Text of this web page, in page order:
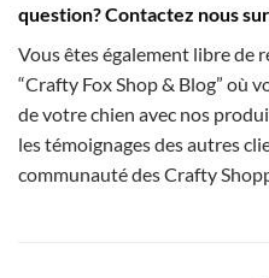
question? Contactez nous
Vous êtes également libre de
“Crafty Fox Shop & Blog” où
de votre chien avec nos
les témoignages des autres
communauté des Crafty